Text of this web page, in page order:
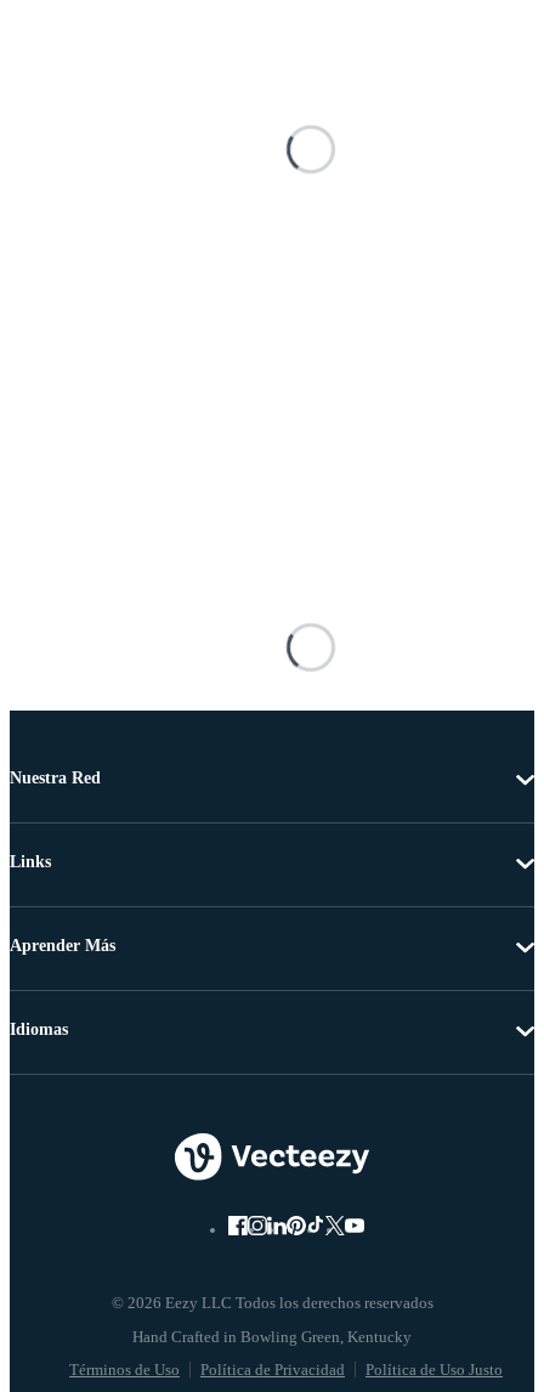
Nuestra Red
Links
Aprender Más
© 2026 Eezy LLC Todos los derechos reservados
Términos de Uso Política de Privacidad Política de Uso Justo
Idiomas